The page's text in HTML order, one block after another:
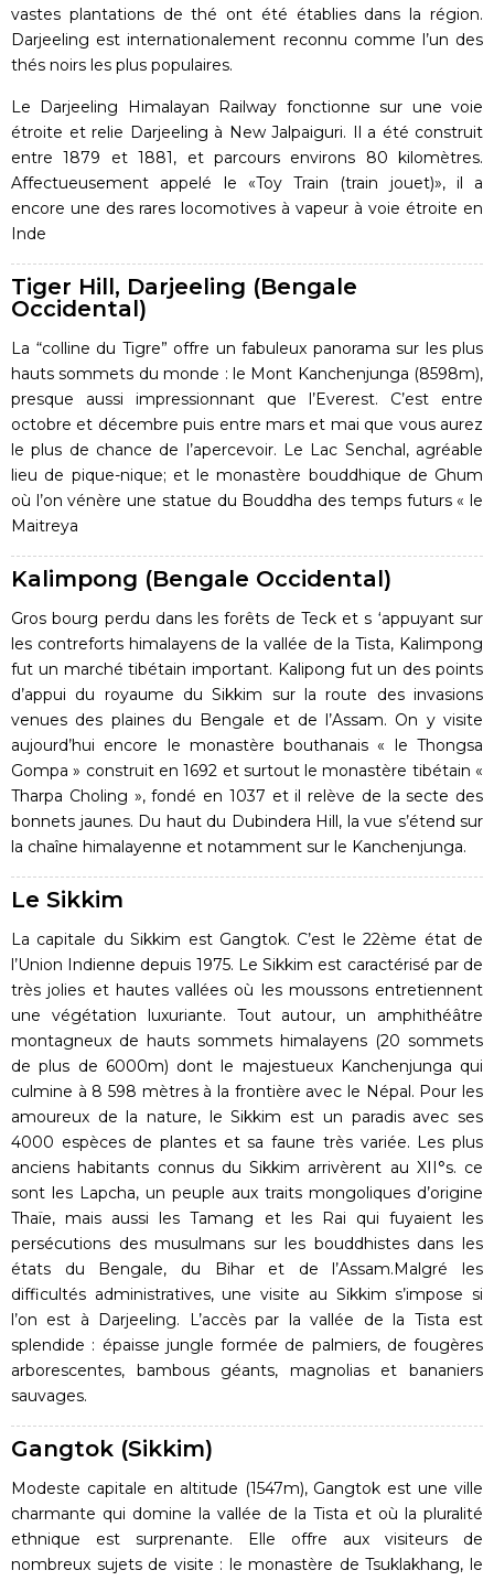
vastes plantations de thé ont été établies dans la région.
Darjeeling est internationalement reconnu comme l’un des
thés noirs les plus populaires.
Le Darjeeling Himalayan Railway fonctionne sur une voie
étroite et relie Darjeeling à New Jalpaiguri. Il a été construit
entre 1879 et 1881, et parcours environs 80 kilomètres.
Affectueusement appelé le «Toy Train (train jouet)», il a
encore une des rares locomotives à vapeur à voie étroite en
Inde
Tiger Hill, Darjeeling (Bengale
Occidental)
La “colline du Tigre” offre un fabuleux panorama sur les plus
hauts sommets du monde : le Mont Kanchenjunga (8598m),
presque aussi impressionnant que l’Everest. C’est entre
octobre et décembre puis entre mars et mai que vous aurez
le plus de chance de l’apercevoir. Le Lac Senchal, agréable
lieu de pique-nique; et le monastère bouddhique de Ghum
où l’on vénère une statue du Bouddha des temps futurs « le
Maitreya
Kalimpong (Bengale Occidental)
Gros bourg perdu dans les forêts de Teck et s ‘appuyant sur
les contreforts himalayens de la vallée de la Tista, Kalimpong
fut un marché tibétain important. Kalipong fut un des points
d’appui du royaume du Sikkim sur la route des invasions
venues des plaines du Bengale et de l’Assam. On y visite
aujourd’hui encore le monastère bouthanais « le Thongsa
Gompa » construit en 1692 et surtout le monastère tibétain «
Tharpa Choling », fondé en 1037 et il relève de la secte des
bonnets jaunes. Du haut du Dubindera Hill, la vue s’étend sur
la chaîne himalayenne et notamment sur le Kanchenjunga.
Le Sikkim
La capitale du Sikkim est Gangtok. C’est le 22ème état de
l’Union Indienne depuis 1975. Le Sikkim est caractérisé par de
très jolies et hautes vallées où les moussons entretiennent
une végétation luxuriante. Tout autour, un amphithéâtre
montagneux de hauts sommets himalayens (20 sommets
de plus de 6000m) dont le majestueux Kanchenjunga qui
culmine à 8 598 mètres à la frontière avec le Népal. Pour les
amoureux de la nature, le Sikkim est un paradis avec ses
4000 espèces de plantes et sa faune très variée. Les plus
anciens habitants connus du Sikkim arrivèrent au XII°s. ce
sont les Lapcha, un peuple aux traits mongoliques d’origine
Thaïe, mais aussi les Tamang et les Rai qui fuyaient les
persécutions des musulmans sur les bouddhistes dans les
états du Bengale, du Bihar et de l’Assam.Malgré les
difficultés administratives, une visite au Sikkim s’impose si
l’on est à Darjeeling. L’accès par la vallée de la Tista est
splendide : épaisse jungle formée de palmiers, de fougères
arborescentes, bambous géants, magnolias et bananiers
sauvages.
Gangtok (Sikkim)
Modeste capitale en altitude (1547m), Gangtok est une ville
charmante qui domine la vallée de la Tista et où la pluralité
ethnique est surprenante. Elle offre aux visiteurs de
nombreux sujets de visite : le monastère de Tsuklakhang, le